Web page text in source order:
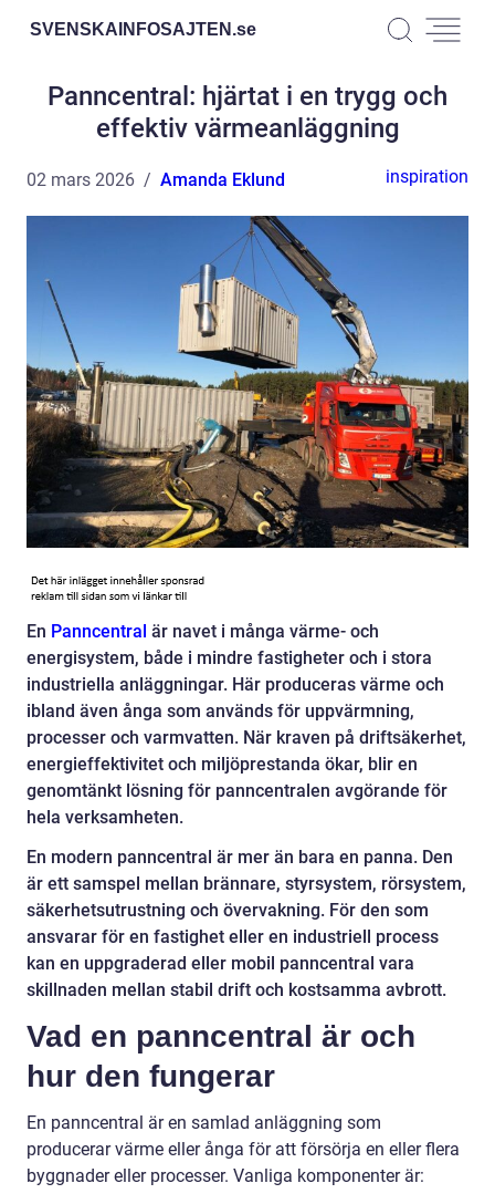
SVENSKAINFOSAJTEN.se
Panncentral: hjärtat i en trygg och
effektiv värmeanläggning
02 mars 2026 Amanda Eklund inspiration
En Panncentral är navet i många värme- och
energisystem, både i mindre fastigheter och i stora
industriella anläggningar. Här produceras värme och
ibland även ånga som används för uppvärmning,
processer och varmvatten. När kraven på driftsäkerhet,
energieffektivitet och miljöprestanda ökar, blir en
genomtänkt lösning för panncentralen avgörande för
hela verksamheten.
En modern panncentral är mer än bara en panna. Den
är ett samspel mellan brännare, styrsystem, rörsystem,
säkerhetsutrustning och övervakning. För den som
ansvarar för en fastighet eller en industriell process
kan en uppgraderad eller mobil panncentral vara
skillnaden mellan stabil drift och kostsamma avbrott.
Vad en panncentral är och
hur den fungerar
En panncentral är en samlad anläggning som
producerar värme eller ånga för att försörja en eller flera
byggnader eller processer. Vanliga komponenter är: